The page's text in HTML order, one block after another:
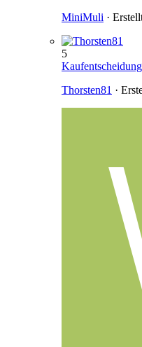
MiniMuli ·
5
Thorsten81 ·